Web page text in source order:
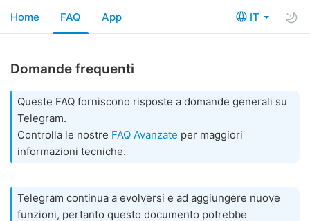
IT
Home FAQ App
Domande frequenti
Queste FAQ forniscono risposte a domande generali su
Telegram.
Controlla le nostre FAQ Avanzate per maggiori
informazioni tecniche.
Telegram continua a evolversi e ad aggiungere nuove
funzioni, pertanto questo documento potrebbe